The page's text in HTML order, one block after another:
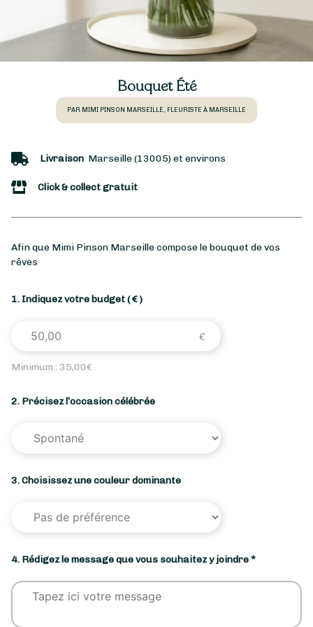
Bouquet Été
PAR MIMI PINSON MARSEILLE, FLEURISTE À MARSEILLE
Livraison Marseille (13005) et environs
Click & collect gratuit
Afin que Mimi Pinson Marseille compose le bouquet de vos
rêves
1. Indiquez votre budget( € )
Minimum : 35,00€
2. Précisez l’occasion célébrée
3. Choisissez une couleur dominante
4. Rédigez le message que vous souhaitez y joindre *